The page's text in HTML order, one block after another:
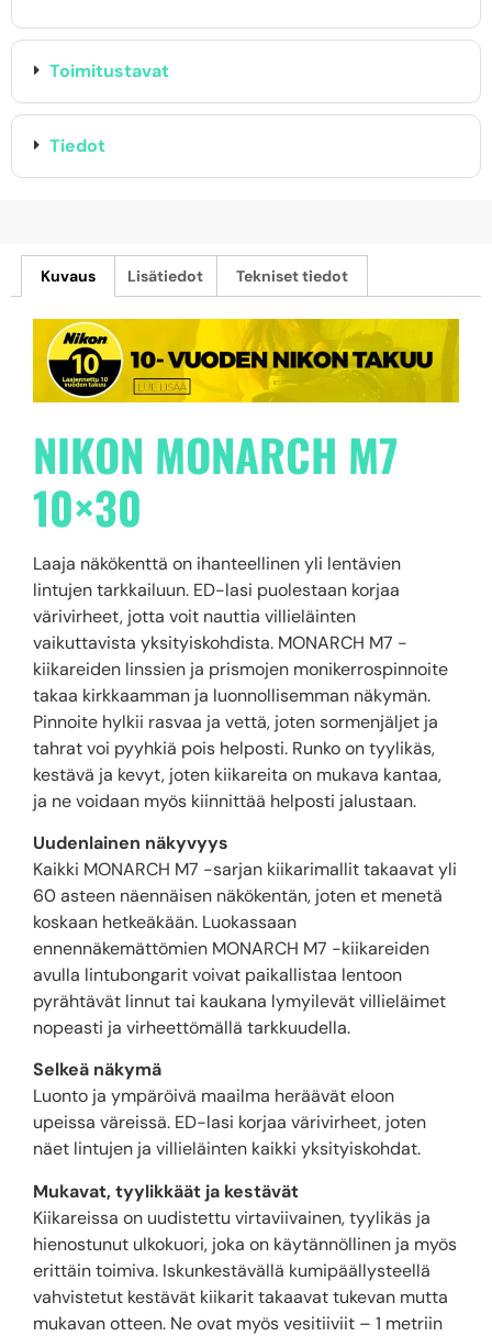
Toimitustavat
Tiedot
Kuvaus Lisätiedot Tekniset tiedot
NIKON MONARCH M7
10×30
Laaja näkökenttä on ihanteellinen yli lentävien
lintujen tarkkailuun. ED-lasi puolestaan korjaa
värivirheet, jotta voit nauttia villieläinten
vaikuttavista yksityiskohdista. MONARCH M7 -
kiikareiden linssien ja prismojen monikerrospinnoite
takaa kirkkaamman ja luonnollisemman näkymän.
Pinnoite hylkii rasvaa ja vettä, joten sormenjäljet ja
tahrat voi pyyhkiä pois helposti. Runko on tyylikäs,
kestävä ja kevyt, joten kiikareita on mukava kantaa,
ja ne voidaan myös kiinnittää helposti jalustaan.
Uudenlainen näkyvyys
Kaikki MONARCH M7 -sarjan kiikarimallit takaavat yli
60 asteen näennäisen näkökentän, joten et menetä
koskaan hetkeäkään. Luokassaan
ennennäkemättömien MONARCH M7 -kiikareiden
avulla lintubongarit voivat paikallistaa lentoon
pyrähtävät linnut tai kaukana lymyilevät villieläimet
nopeasti ja virheettömällä tarkkuudella.
Selkeä näkymä
Luonto ja ympäröivä maailma heräävät eloon
upeissa väreissä. ED-lasi korjaa värivirheet, joten
näet lintujen ja villieläinten kaikki yksityiskohdat.
Mukavat, tyylikkäät ja kestävät
Kiikareissa on uudistettu virtaviivainen, tyylikäs ja
hienostunut ulkokuori, joka on käytännöllinen ja myös
erittäin toimiva. Iskunkestävällä kumipäällysteellä
vahvistetut kestävät kiikarit takaavat tukevan mutta
mukavan otteen. Ne ovat myös vesitiiviit – 1 metriin